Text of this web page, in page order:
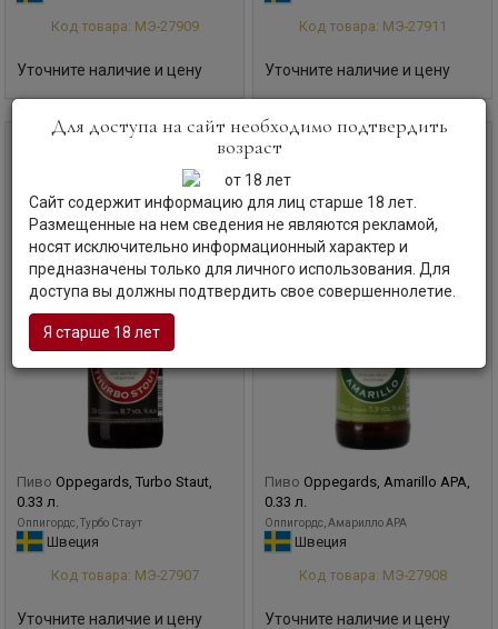
Код товара: МЭ-27909
Уточните наличие и цену
Код товара: МЭ-27911
Уточните наличие и цену
Пиво Oppegards, Turbo Staut,
0.33 л.
Оппигордс, Турбо Стаут
Швеция
Код товара: МЭ-27907
Уточните наличие и цену
Пиво Oppegards, Amarillo APA,
0.33 л.
Оппигордс, Амарилло APA
Швеция
Код товара: МЭ-27908
Уточните наличие и цену
Для доступа на сайт необходимо подтвердить
возраст
Сайт содержит информацию для лиц старше 18 лет.
Размещенные на нем сведения не являются рекламой,
носят исключительно информационный характер и
предназначены только для личного использования. Для
доступа вы должны подтвердить свое совершеннолетие.
Я старше 18 лет